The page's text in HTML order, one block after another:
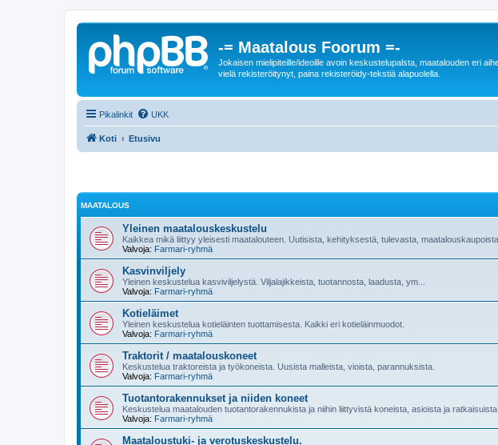
-= Maatalous Foorum =-
Jokaisen mielipiteille/ideoille avoin keskustelupalsta, maatalouden eri
vielä rekisteröitynyt, paina rekisteröidy-tekstiä alapuolella.
Pikalinkit UKK
Koti Etusivu
MAATALOUS
Yleinen maatalouskeskustelu
Kaikkea mikä liittyy yleisesti maatalouteen. Uutisista, kehityksestä, tulevasta,
Valvoja: Farmari-ryhmä
Kasvinviljely
Yleinen keskustelua kasviviljelystä. Viljalajikkeista, tuotannosta, laadusta, ym...
Valvoja: Farmari-ryhmä
Kotieläimet
Yleinen keskustelua kotieläinten tuottamisesta. Kaikki eri kotieläinmuodot.
Valvoja: Farmari-ryhmä
Traktorit / maatalouskoneet
Keskustelua traktoreista ja työkoneista. Uusista malleista, vioista, parannuksista.
Valvoja: Farmari-ryhmä
Tuotantorakennukset ja niiden koneet
Keskustelua maatalouden tuotantorakennukista ja niihin liittyvistä koneista, asioista ja ratkaisuista.
Valvoja: Farmari-ryhmä
Maataloustuki- ja verotuskeskustelu.